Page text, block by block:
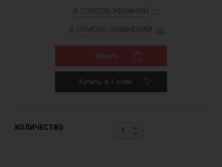
В СПИСОК ЖЕЛАНИЙ
В СПИСОК СРАВНЕНИЙ
Купить
Купить в 1 клик
КОЛИЧЕСТВО: